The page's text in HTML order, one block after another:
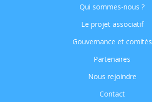
Qui sommes-nous ?
Le projet associatif
Gouvernance et comités
Partenaires
Nous rejoindre
Contact